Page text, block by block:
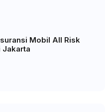
Mobil All Risk
Jakarta